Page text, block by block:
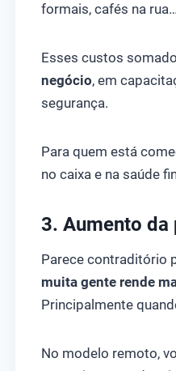
formais, cafés na rua…
Esses custos
negócio, em
segurança.
Para quem está
no caixa e na saúde
3. Aumento
Parece contraditório
muita gente rende
Principalmente
No modelo remoto,